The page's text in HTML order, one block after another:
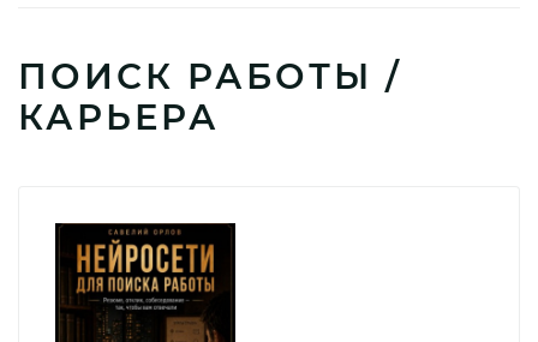
ПОИСК РАБОТЫ /
КАРЬЕРА